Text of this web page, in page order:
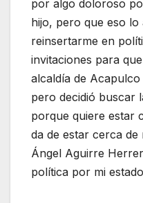
por algo doloroso
hijo, pero que eso lo
reinsertarme en
invitaciones para
alcaldía de
pero decidió buscar
porque quiere estar
da de estar cerca de
Ángel Aguirre
política por mi